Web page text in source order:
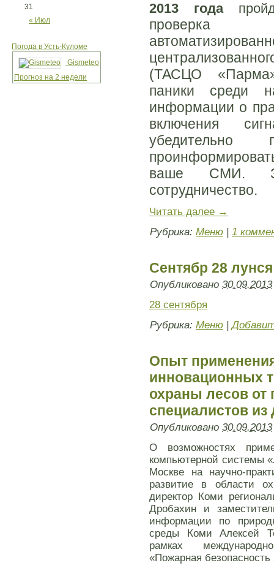
« Июл
31
Погода в Усть-Куломе
Gismeteo
Прогноз на 2 недели
2013 года
проверка
(ТАСЦО
паники среди
информации о
включения
убедительно
ваше СМИ.
сотрудничество.
Читать далее →
Рубрика: Меню | 1
Сентябр 28 лунся
Опубликовано 30.09.2013
28 сентября
Рубрика: Меню |
Опыт
инновационных
охраны лесов от
специалистов из
Опубликовано 30.09.2013
О возможностях
компьютерной системы
Москве на научно-
развитие в области
директор Коми
Дробахин и
информации по
среды Коми Алексей
рамках
«Пожарная